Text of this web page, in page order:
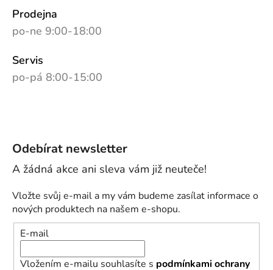
Prodejna
po-ne 9:00-18:00
Servis
po-pá 8:00-15:00
Odebírat newsletter
Vložte svůj e-mail a my vám budeme zasílat informace o
nových produktech na našem e-shopu.
E-mail
Vložením e-mailu souhlasíte s podmínkami ochrany